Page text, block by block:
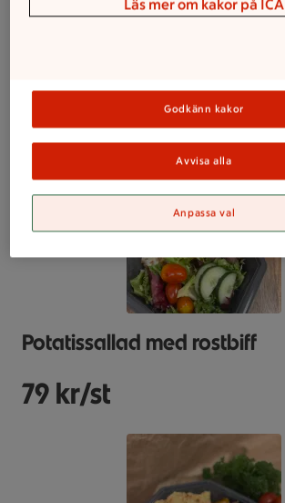
79 kr/st
Potatissallad med rostbiff
79 kr/st
Läs mer om kakor på ICA
Godkänn kakor
Avvisa alla
Anpassa val